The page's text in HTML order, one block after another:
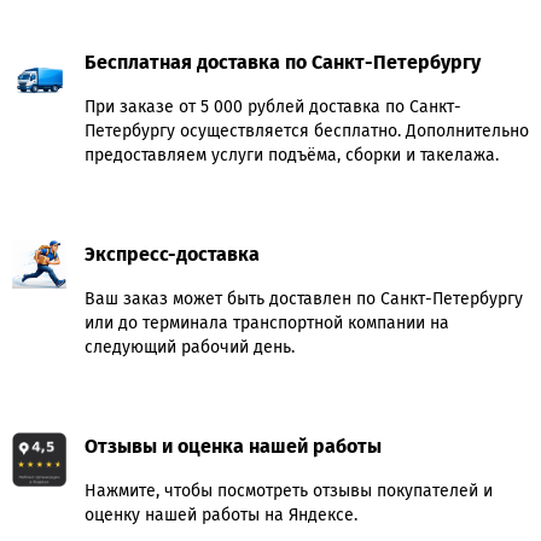
Бесплатная доставка по Санкт-Петербургу
При заказе от 5 000 рублей доставка по Санкт-
Петербургу осуществляется бесплатно. Дополнительно
предоставляем услуги подъёма, сборки и такелажа.
Экспресс-доставка
Ваш заказ может быть доставлен по Санкт-Петербургу
или до терминала транспортной компании на
следующий рабочий день.
Отзывы и оценка нашей работы
Нажмите, чтобы посмотреть отзывы покупателей и
оценку нашей работы на Яндексе.